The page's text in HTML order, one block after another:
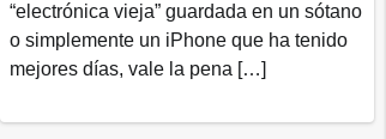
“electrónica vieja” guardada en un sótano
o simplemente un iPhone que ha tenido
mejores días, vale la pena […]